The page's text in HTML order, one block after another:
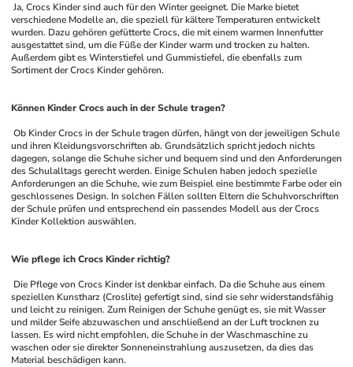
Ja, Crocs Kinder sind auch für den Winter geeignet. Die Marke bietet
verschiedene Modelle an, die speziell für kältere Temperaturen entwickelt
wurden. Dazu gehören gefütterte Crocs, die mit einem warmen Innenfutter
ausgestattet sind, um die Füße der Kinder warm und trocken zu halten.
Außerdem gibt es Winterstiefel und Gummistiefel, die ebenfalls zum
Sortiment der Crocs Kinder gehören.
Können Kinder Crocs auch in der Schule tragen?
Ob Kinder Crocs in der Schule tragen dürfen, hängt von der jeweiligen Schule
und ihren Kleidungsvorschriften ab. Grundsätzlich spricht jedoch nichts
dagegen, solange die Schuhe sicher und bequem sind und den Anforderungen
des Schulalltags gerecht werden. Einige Schulen haben jedoch spezielle
Anforderungen an die Schuhe, wie zum Beispiel eine bestimmte Farbe oder ein
geschlossenes Design. In solchen Fällen sollten Eltern die Schuhvorschriften
der Schule prüfen und entsprechend ein passendes Modell aus der Crocs
Kinder Kollektion auswählen.
Wie pflege ich Crocs Kinder richtig?
speziellen Kunstharz (Croslite) gefertigt sind, sind sie sehr widerstandsfähig
und leicht zu reinigen. Zum Reinigen der Schuhe genügt es, sie mit Wasser
und milder Seife abzuwaschen und anschließend an der Luft trocknen zu
lassen. Es wird nicht empfohlen, die Schuhe in der Waschmaschine zu
waschen oder sie direkter Sonneneinstrahlung auszusetzen, da dies das
Material beschädigen kann.